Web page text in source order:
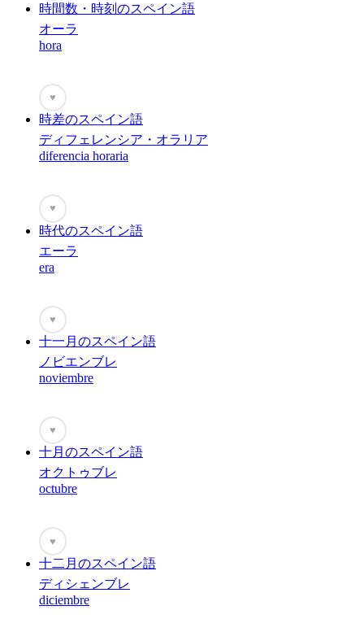
時間数・時刻のスペイン語
オーラ
hora
♥
時差のスペイン語
ディフェレンシア・オラリア
diferencia horaria
♥
時代のスペイン語
エーラ
era
♥
十一月のスペイン語
ノビエンブレ
noviembre
♥
十月のスペイン語
オクトゥブレ
octubre
♥
十二月のスペイン語
ディシェンブレ
diciembre